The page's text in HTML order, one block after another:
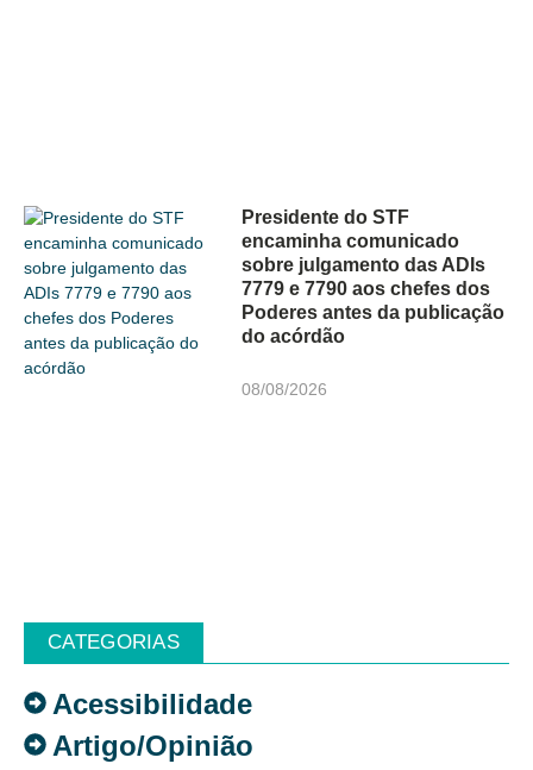
Presidente do STF
encaminha comunicado
sobre julgamento das ADIs
7779 e 7790 aos chefes dos
Poderes antes da publicação
do acórdão
08/08/2026
CATEGORIAS
Acessibilidade
Artigo/Opinião